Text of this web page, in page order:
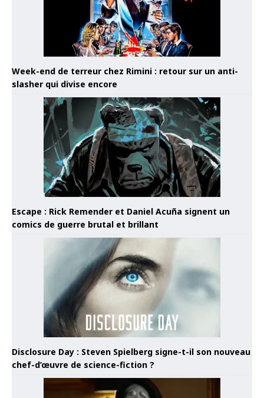
Week-end de terreur chez Rimini : retour sur un anti-
slasher qui divise encore
Escape : Rick Remender et Daniel Acuña signent un
comics de guerre brutal et brillant
Disclosure Day : Steven Spielberg signe-t-il son nouveau
chef-d’œuvre de science-fiction ?